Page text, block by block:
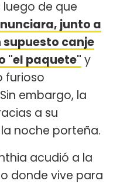
de que
junto a
supuesto canje
"el paquete" y
furioso
embargo, la
a su
noche porteña.
acudió a la
donde vive para